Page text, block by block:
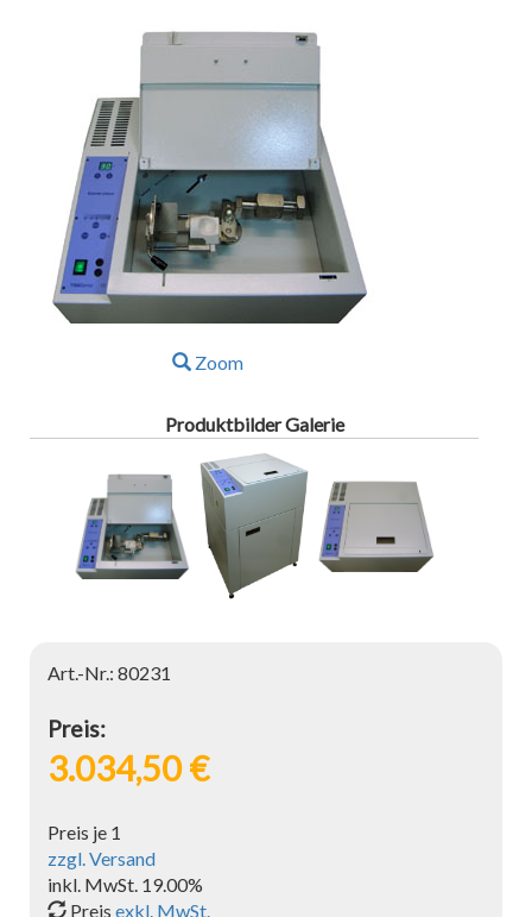
Zoom
Produktbilder Galerie
Art.-Nr.: 80231
Preis:
3.034,50 €
Preis je 1
zzgl. Versand
inkl. MwSt. 19.00%
Preis exkl. MwSt.